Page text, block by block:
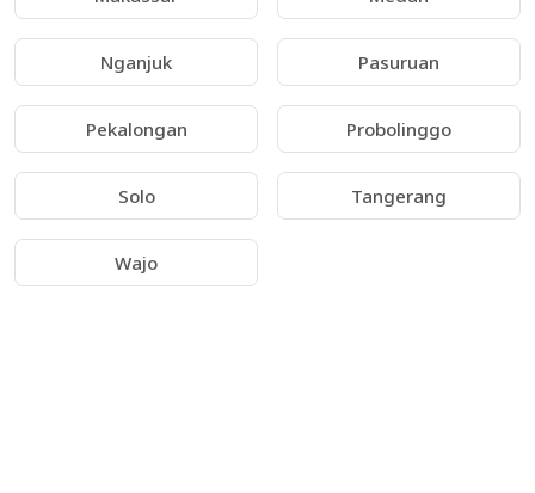
Nganjuk Pasuruan
Pekalongan Probolinggo
Solo Tangerang
Wajo